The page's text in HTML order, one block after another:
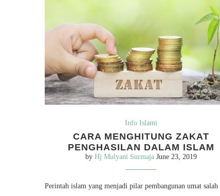
Info Islami
CARA MENGHITUNG ZAKAT
PENGHASILAN DALAM ISLAM
by Hj Mulyani Surmaja June 23, 2019
Perintah islam yang menjadi pilar pembangunan umat salah